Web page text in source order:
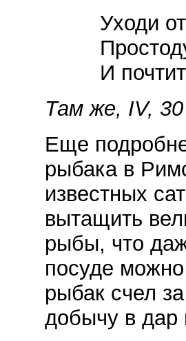
Уходи
И
Там же, IV, 30
Еще
рыбака в
известных
вытащить
рыбы, что
посуде
рыбак счел
добычу в дар